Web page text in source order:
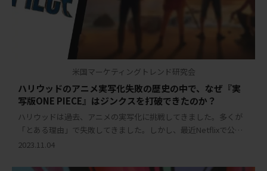
米国マーケティングトレンド研究会
ハリウッドのアニメ実写化失敗の歴史の中で、なぜ『実
写版ONE PIECE』はジンクスを打破できたのか？
ハリウッドは過去、アニメの実写化に挑戦してきました。多くが
「とある理由」で失敗してきました。しかし、最近Netflixで公開
された実写版ONE PIECEは、そのジンクスを打破し、ファンや批評
2023.11.04